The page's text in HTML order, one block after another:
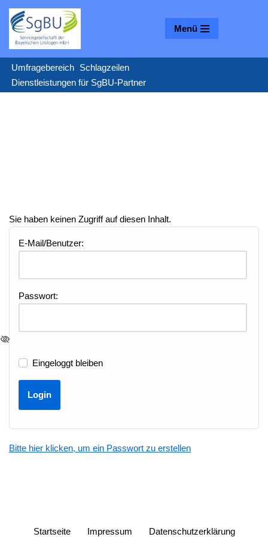
Zum
Inhalt
springen
Menü
Umfragebereich Schlagzeilen
Dienstleistungen für SgBU-Partner
Sie haben keinen Zugriff auf diesen Inhalt.
E-Mail/Benutzer:
Passwort:
Eingeloggt bleiben
Bitte hier klicken, um ein Passwort zu erstellen
Startseite Impressum Datenschutzerklärung